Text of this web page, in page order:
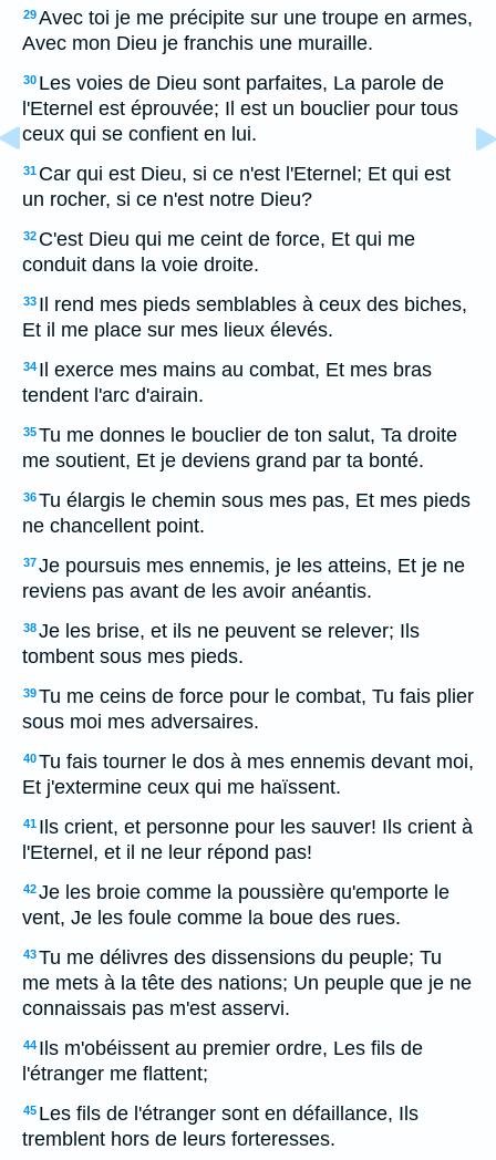
29Avec toi je me précipite sur une troupe en armes,
Avec mon Dieu je franchis une muraille.
30 Les voies de Dieu sont parfaites, La parole de
l'Eternel est éprouvée; Il est un bouclier pour tous
ceux qui se confient en lui.
31 Car qui est Dieu, si ce n'est l'Eternel; Et qui est
un rocher, si ce n'est notre Dieu?
32 C'est Dieu qui me ceint de force, Et qui me
conduit dans la voie droite.
33 Il rend mes pieds semblables à ceux des biches,
Et il me place sur mes lieux élevés.
34 Il exerce mes mains au combat, Et mes bras
tendent l'arc d'airain.
35Tu me donnes le bouclier de ton salut, Ta droite
me soutient, Et je deviens grand par ta bonté.
36Tu élargis le chemin sous mes pas, Et mes pieds
ne chancellent point.
37Je poursuis mes ennemis, je les atteins, Et je ne
reviens pas avant de les avoir anéantis.
38Je les brise, et ils ne peuvent se relever; Ils
tombent sous mes pieds.
39Tu me ceins de force pour le combat, Tu fais plier
sous moi mes adversaires.
40Tu fais tourner le dos à mes ennemis devant moi,
Et j'extermine ceux qui me haïssent.
41 Ils crient, et personne pour les sauver! Ils crient à
l'Eternel, et il ne leur répond pas!
42Je les broie comme la poussière qu'emporte le
vent, Je les foule comme la boue des rues.
43Tu me délivres des dissensions du peuple; Tu
me mets à la tête des nations; Un peuple que je ne
connaissais pas m'est asservi.
44 Ils m'obéissent au premier ordre, Les fils de
l'étranger me flattent;
45 Les fils de l'étranger sont en défaillance, Ils
tremblent hors de leurs forteresses.